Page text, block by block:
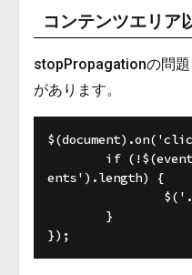
コンテンツエリア
stopPropagationの問
があります。
ents').length) {